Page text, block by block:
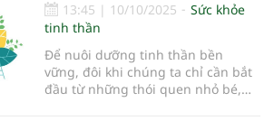
13:45 | 10/10/2025
Sức khỏe
tinh thần
Để nuôi dưỡng tinh thần bền
vững, đôi khi chúng ta chỉ cần bắt
đầu từ những thói quen nhỏ bé,